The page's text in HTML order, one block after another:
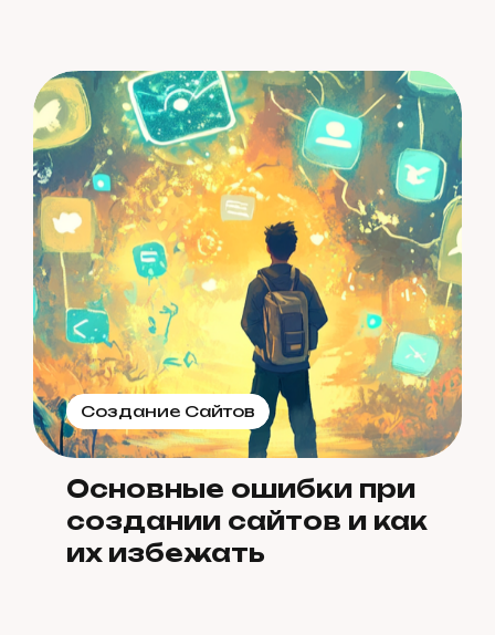
Создание Сайтов
Основные ошибки при
создании сайтов и как
их избежать